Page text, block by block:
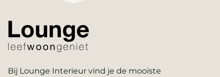
Bij Lounge Interieur vind je de mooiste